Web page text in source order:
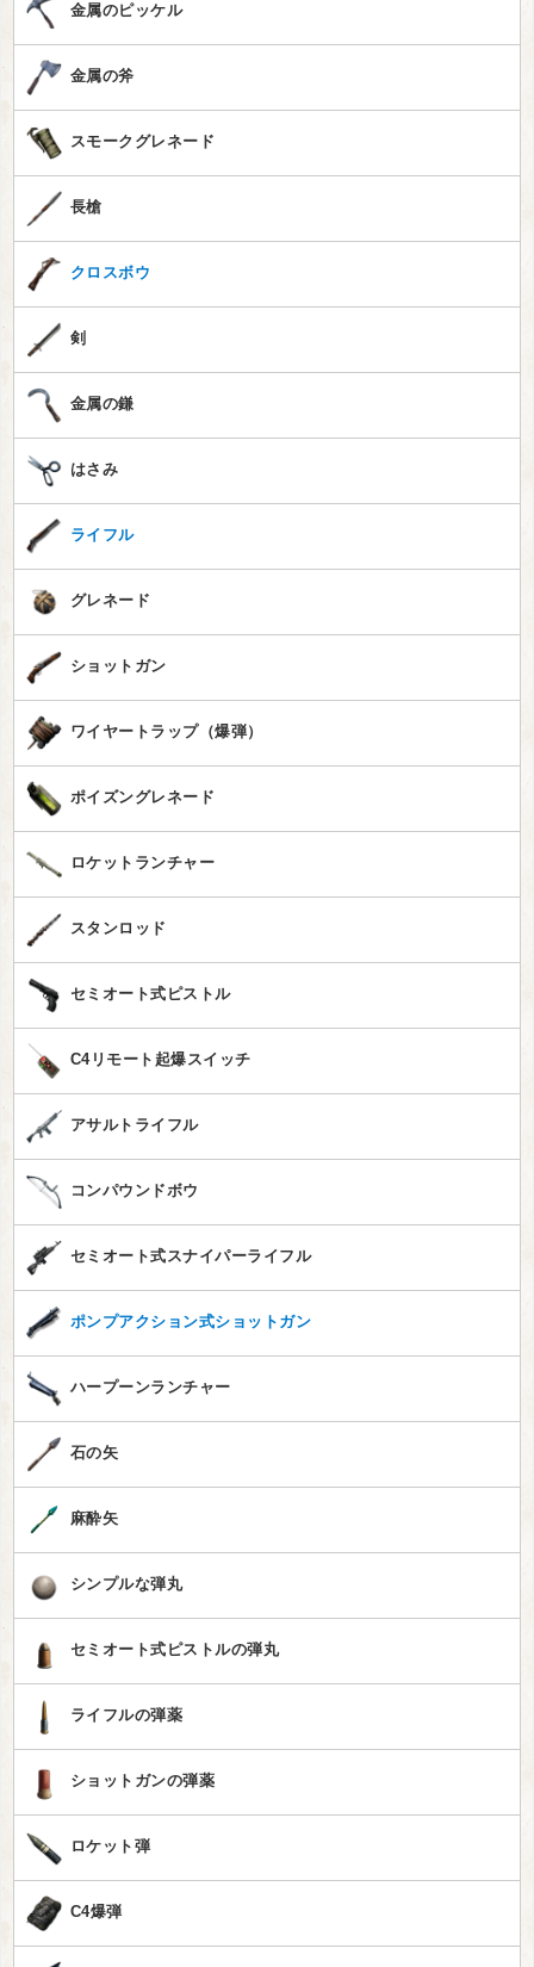
金属のピッケル
金属の斧
スモークグレネード
長槍
クロスボウ
剣
金属の鎌
はさみ
ライフル
グレネード
ショットガン
ワイヤートラップ（爆弾）
ポイズングレネード
ロケットランチャー
スタンロッド
セミオート式ピストル
C4リモート起爆スイッチ
アサルトライフル
コンパウンドボウ
セミオート式スナイパーライフル
ポンプアクション式ショットガン
ハープーンランチャー
石の矢
麻酔矢
シンプルな弾丸
セミオート式ピストルの弾丸
ライフルの弾薬
ショットガンの弾薬
ロケット弾
C4爆弾